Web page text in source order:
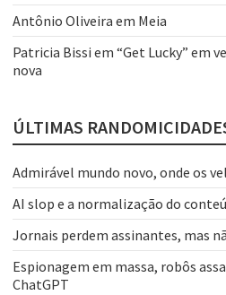
Antônio Oliveira em Meia
Patricia Bissi em “Get Lucky” em
nova
ÚLTIMAS
Admirável mundo novo, onde os
AI slop e a normalização do
Jornais perdem assinantes, mas
Espionagem em massa, robôs
ChatGPT